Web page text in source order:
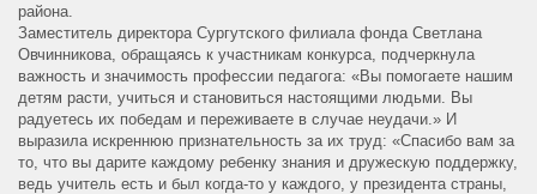
района.
Заместитель директора Сургутского филиала фонда Светлана
Овчинникова, обращаясь к участникам конкурса, подчеркнула
важность и значимость профессии педагога: «Вы помогаете нашим
детям расти, учиться и становиться настоящими людьми. Вы
радуетесь их победам и переживаете в случае неудачи.» И
выразила искреннюю признательность за их труд: «Спасибо вам за
то, что вы дарите каждому ребенку знания и дружескую поддержку,
ведь учитель есть и был когда-то у каждого, у президента страны,